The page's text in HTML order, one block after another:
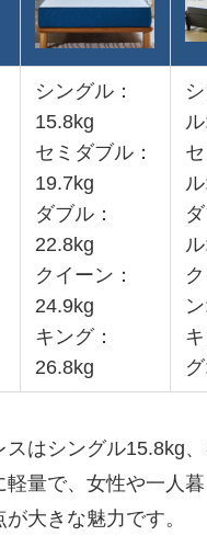
シングル：
15.8kg
セミダブル：
19.7kg
ダブル：
22.8kg
クイーン：
24.9kg
キング：
26.8kg
スはシングル15.8kg
軽量で、女性や一人
大きな魅力です。